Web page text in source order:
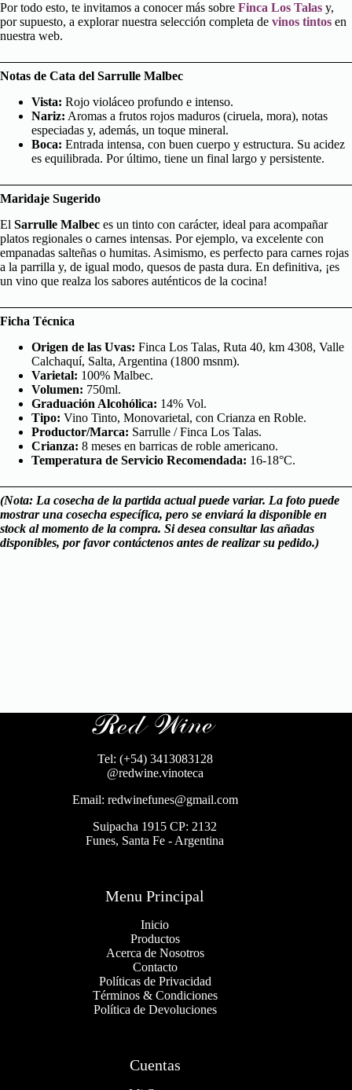
Por todo esto, te invitamos a conocer más sobre Finca Los Talas y,
por supuesto, a explorar nuestra selección completa de vinos tintos en
nuestra web.
Notas de Cata del Sarrulle Malbec
Vista: Rojo violáceo profundo e intenso.
Nariz: Aromas a frutos rojos maduros (ciruela, mora), notas
especiadas y, además, un toque mineral.
Boca: Entrada intensa, con buen cuerpo y estructura. Su acidez
es equilibrada. Por último, tiene un final largo y persistente.
Maridaje Sugerido
El Sarrulle Malbec es un tinto con carácter, ideal para acompañar
platos regionales o carnes intensas. Por ejemplo, va excelente con
empanadas salteñas o humitas. Asimismo, es perfecto para carnes rojas
a la parrilla y, de igual modo, quesos de pasta dura. En definitiva, ¡es
un vino que realza los sabores auténticos de la cocina!
Ficha Técnica
Origen de las Uvas: Finca Los Talas, Ruta 40, km 4308, Valle
Calchaquí, Salta, Argentina (1800 msnm).
Varietal: 100% Malbec.
Volumen: 750ml.
Graduación Alcohólica: 14% Vol.
Tipo: Vino Tinto, Monovarietal, con Crianza en Roble.
Productor/Marca: Sarrulle / Finca Los Talas.
Crianza: 8 meses en barricas de roble americano.
Temperatura de Servicio Recomendada: 16-18°C.
(Nota: La cosecha de la partida actual puede variar. La foto puede
mostrar una cosecha específica, pero se enviará la disponible en
stock al momento de la compra. Si desea consultar las añadas
disponibles, por favor contáctenos antes de realizar su pedido.)
Tel: (+54) 3413083128
@redwine.vinoteca
Email: redwinefunes@gmail.com
Suipacha 1915 CP: 2132
Funes, Santa Fe - Argentina
Menu Principal
Inicio
Productos
Acerca de Nosotros
Contacto
Políticas de Privacidad
Términos & Condiciones
Política de Devoluciones
Cuentas